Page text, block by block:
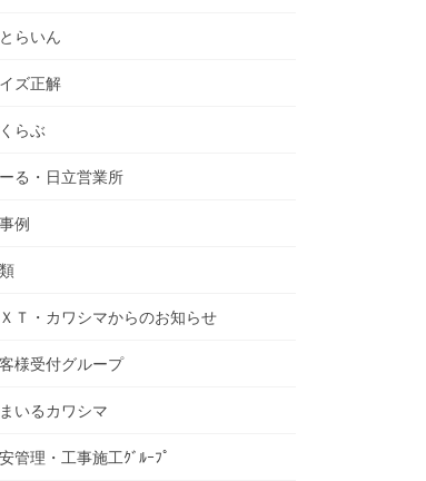
らいん
ズ正解
らぶ
る・日立営業所
例
Ｔ・カワシマからのお知らせ
様受付グループ
いるカワシマ
管理・工事施工ｸﾞﾙｰﾌﾟ